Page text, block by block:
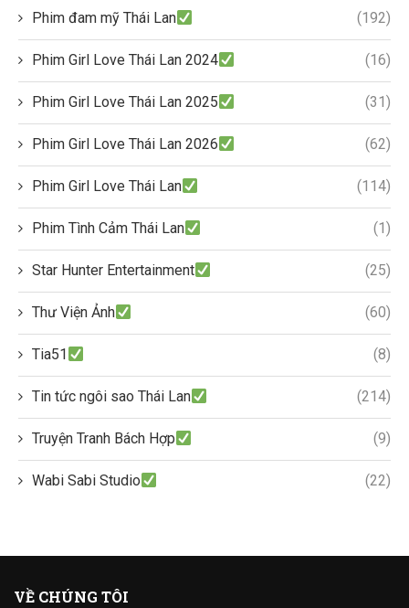
Phim đam mỹ Thái Lan (192)
Phim Girl Love Thái Lan 2024 (16)
Phim Girl Love Thái Lan 2025 (31)
Phim Girl Love Thái Lan 2026 (62)
Phim Girl Love Thái Lan (114)
Phim Tình Cảm Thái Lan (1)
Star Hunter Entertainment (25)
Thư Viện Ảnh (60)
Tia51 (8)
Tin tức ngôi sao Thái Lan (214)
Truyện Tranh Bách Hợp (9)
Wabi Sabi Studio (22)
VỀ CHÚNG TÔI